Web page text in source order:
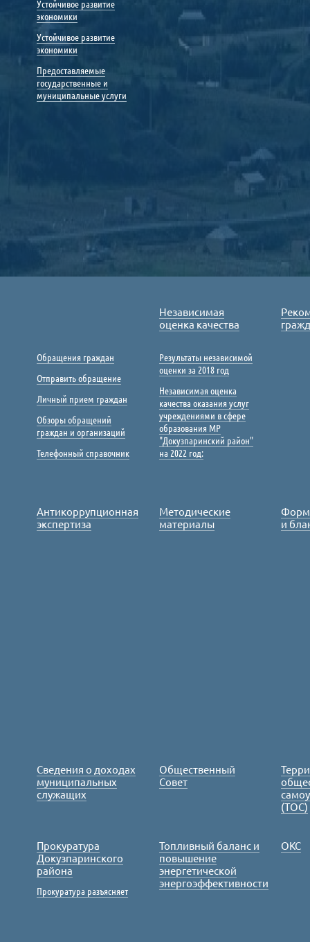
Устойчивое развитие
экономики
Устойчивое развитие
экономики
Предоставляемые
государственные и
муниципальные услуги
Обращения граждан
Отправить обращение
Личный прием граждан
Обзоры обращений
граждан и организаций
Телефонный справочник
Независимая
оценка качества
Результаты независимой
оценки за 2018 год
Независимая оценка
качества оказания услуг
учреждениями в сфере
образования МР
"Докузпаринский район"
на 2022 год:
Антикоррупционная
экспертиза
Методические
материалы
и
Сведения о доходах
муниципальных
служащих
Общественный
Совет
(ТОС)
Прокуратура
Докузпаринского
района
Прокуратура разъясняет
Топливный баланс и
повышение
энергетической
энергоэффективности
ОКС